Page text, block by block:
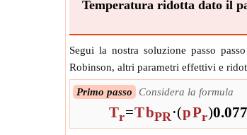
Temperatura ridotta dato il
Segui la nostra soluzione passo
Robinson, altri parametri effettivi e
Primo passo Considera la formula
Tr=TbPR⋅(pPr)